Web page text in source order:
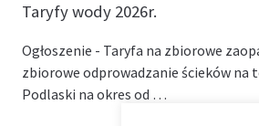
Taryfy wody 2026r.
Ogłoszenie - Taryfa na zbiorowe
zbiorowe odprowadzanie ścieków na
Podlaski na okres od …